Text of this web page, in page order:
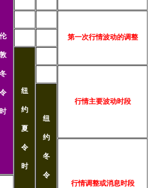
伦
敦
冬
令
时
第一次行情波动的调整
纽
约
夏
令
时
行情主要波动时段
纽
约
冬
令
行情调整或消息时段